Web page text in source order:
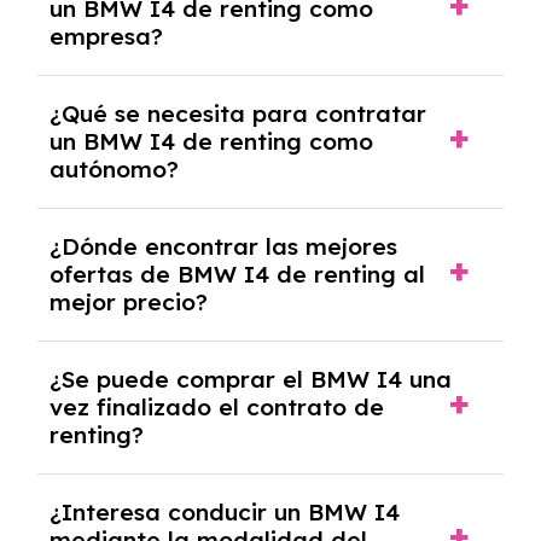
crediticia y un pago inicial.
un BMW I4 de renting como
empresa?
documentación financiera y, en algunos
casos, un informe de solvencia de la empresa
y un pago inicial.
¿Qué se necesita para contratar
un BMW I4 de renting como
autónomo?
autónomos, justificante de ingresos y, en
algunos casos, un informe fiscal y un pago
inicial.
¿Dónde encontrar las mejores
ofertas de BMW I4 de renting al
mejor precio?
mejores ofertas de vehículos de renting con
todos los gastos incluidos y sin pagar
entradas.
¿Se puede comprar el BMW I4 una
vez finalizado el contrato de
renting?
renting se puede adquirir el coche. En este
¿Interesa conducir un BMW I4